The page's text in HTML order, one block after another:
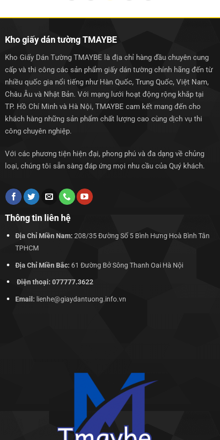
Kho giấy dán tường TMAYBE
Kho Giấy Dán Tường TMAYBE là địa chỉ hàng đầu chuyên cung
cấp và thi công các sản phẩm giấy dán tường chính hãng đến từ
nhiều quốc gia nổi tiếng như Hàn Quốc, Trung Quốc, Việt Nam,
Châu Âu và Nhật Bản. Với mạng lưới hoạt động rộng khắp tại
TP. Hồ Chí Minh và Hà Nội, TMAYBE cam kết mang đến cho
khách hàng những sản phẩm chất lượng cao cùng dịch vụ thi
công chuyên nghiệp.
Với các phương tiện hiện đại, phong phú và đa dạng về chủng
loại, chúng tôi sẵn sàng đáp ứng mọi nhu cầu của Quý khách.
Thông tin liên hệ
Địa Chỉ Miền Nam: 208/35 Đường Số 5 Bình Hưng Hoà Bình Tân
TPHCM
Địa Chỉ Miền Bắc: 61 Đường Bở Sông Thanh Oai Hà Nội
Điện thoại: 077777.3622
Email: lienhe@giaydantuong.info.vn